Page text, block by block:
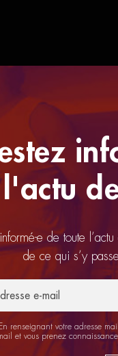
l'actu
e de toute
de ce qui s’y
renseignant votre adresse
et vous prenez